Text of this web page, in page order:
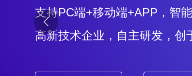
支持PC端+移动端+APP，智
高新技术企业，自主研发，创